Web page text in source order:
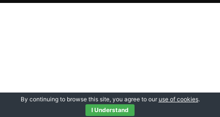
By continuing to browse this site, you agree to our use of cookies.
I Understand